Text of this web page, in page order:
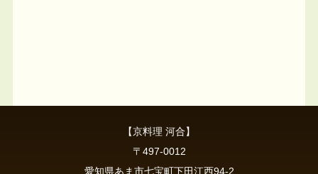
【京料理 河合】
〒497-0012
愛知県あま市七宝町下田江西94-2